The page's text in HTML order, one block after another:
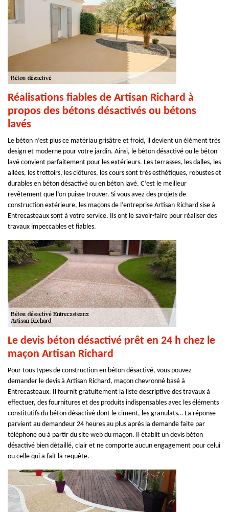
Réalisations fiables de Artisan Richard à
propos des bétons désactivés ou bétons
lavés
Le béton n’est plus ce matériau grisâtre et froid, il devient un élément très
design et moderne pour votre jardin. Ainsi, le béton désactivé ou le béton
lavé convient parfaitement pour les extérieurs. Les terrasses, les dalles, les
allées, les trottoirs, les clôtures, les cours sont très esthétiques, robustes et
durables en béton désactivé ou en béton lavé. C’est le meilleur
revêtement que l’on puisse trouver. Si vous avez des projets de
construction extérieure, les maçons de l’entreprise Artisan Richard sise à
Entrecasteaux sont à votre service. Ils ont le savoir-faire pour réaliser des
travaux impeccables et fiables.
Le devis béton désactivé prêt en 24 h chez le
maçon Artisan Richard
Pour tous types de construction en béton désactivé, vous pouvez
demander le devis à Artisan Richard, maçon chevronné basé à
Entrecasteaux. Il fournit gratuitement la liste descriptive des travaux à
effectuer, des fournitures et des produits indispensables avec les éléments
constitutifs du béton désactivé dont le ciment, les granulats… La réponse
parvient au demandeur 24 heures au plus après la demande faite par
téléphone ou à partir du site web du maçon. Il établit un devis béton
désactivé bien détaillé, clair et ne comporte aucun engagement pour celui
ou celle qui a fait la requête.